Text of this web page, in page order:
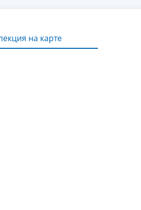
на карте